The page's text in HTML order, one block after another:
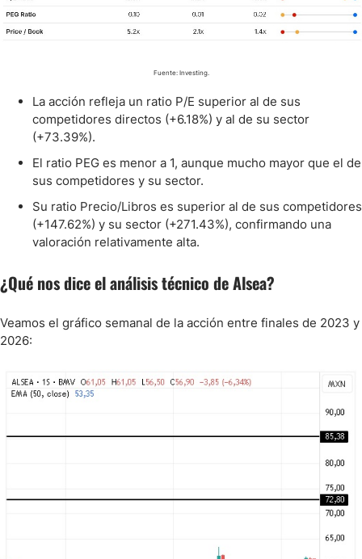
Fuente: Investing.
La acción refleja un ratio P/E superior al de sus
competidores directos (+6.18%) y al de su sector
(+73.39%).
El ratio PEG es menor a 1, aunque mucho mayor que el de
sus competidores y su sector.
Su ratio Precio/Libros es superior al de sus competidores
(+147.62%) y su sector (+271.43%), confirmando una
valoración relativamente alta.
¿Qué nos dice el análisis técnico de Alsea?
Veamos el gráfico semanal de la acción entre finales de 2023 y
2026: